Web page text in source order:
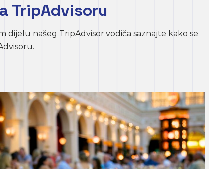
TripAdvisoru
dijelu našeg TripAdvisor vodiča saznajte kako se